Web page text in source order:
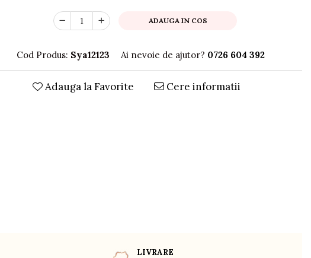
ADAUGA IN COS
Cod Produs: Sya12123 Ai nevoie de ajutor? 0726 604 392
Adauga la Favorite Cere informatii
LIVRARE